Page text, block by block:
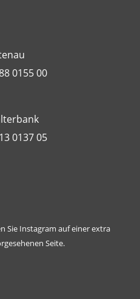
0155 00
0137 05
Sie Instagram auf einer extra
Seite.